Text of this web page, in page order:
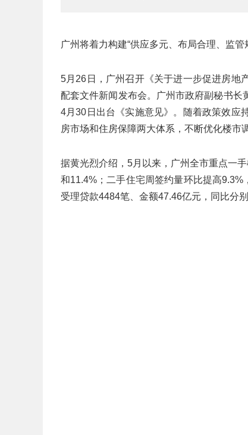
广州将着力构建“供应多元、布局合理、监管
5月26日，广州召开《关于进一步促进房地
配套文件新闻发布会。广州市政府副秘书
4月30日出台《实施意见》。随着政策效应
房市场和住房保障两大体系，不断优化楼市
据黄光烈介绍，5月以来，广州全市重点一
和11.4%；二手住宅周签约量环比提高
受理贷款4484笔、金额47.46亿元，同比分